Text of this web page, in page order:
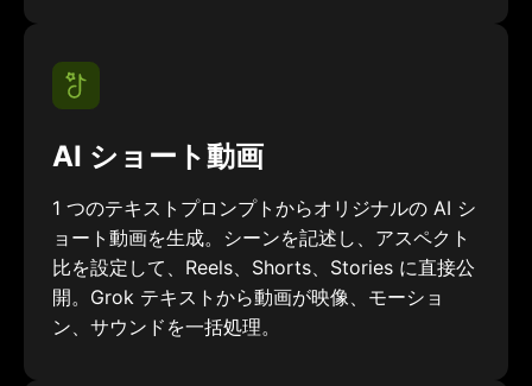
AI ショート動画
1 つのテキストプロンプトからオリジナルの AI シ
ョート動画を生成。シーンを記述し、アスペクト
比を設定して、Reels、Shorts、Stories に直接公
開。Grok テキストから動画が映像、モーショ
ン、サウンドを一括処理。